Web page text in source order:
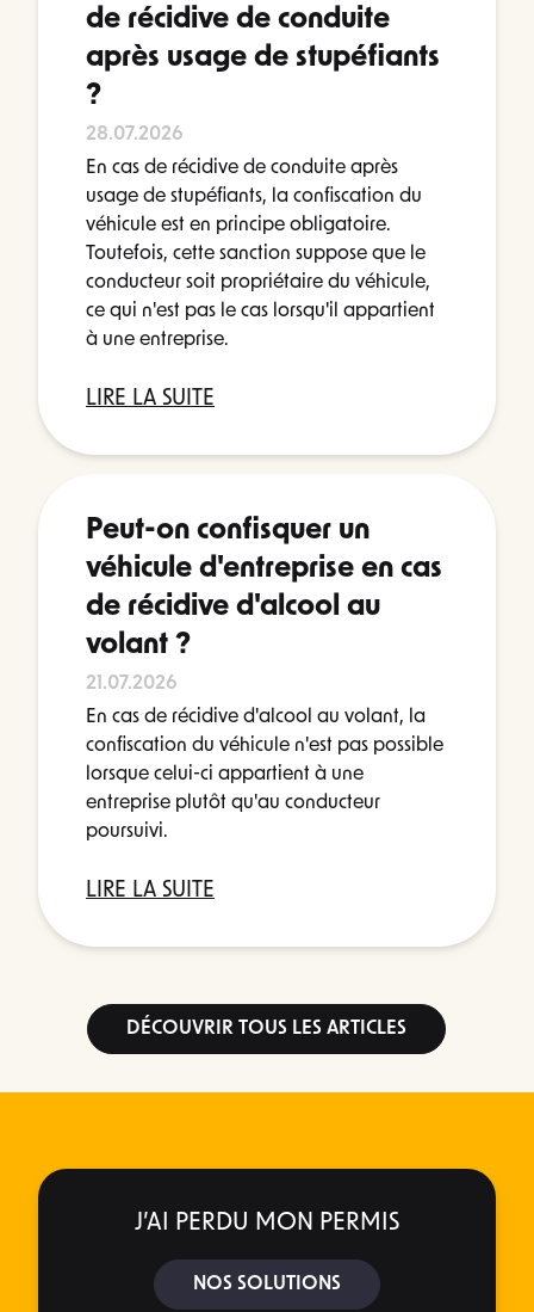
de récidive de conduite
après usage de stupéfiants
?
28.07.2026
En cas de récidive de conduite après
usage de stupéfiants, la confiscation du
véhicule est en principe obligatoire.
Toutefois, cette sanction suppose que le
conducteur soit propriétaire du véhicule,
ce qui n'est pas le cas lorsqu'il appartient
à une entreprise.
LIRE LA SUITE
Peut-on confisquer un
véhicule d'entreprise en cas
de récidive d'alcool au
volant ?
21.07.2026
En cas de récidive d'alcool au volant, la
confiscation du véhicule n'est pas possible
lorsque celui-ci appartient à une
entreprise plutôt qu'au conducteur
poursuivi.
LIRE LA SUITE
DÉCOUVRIR TOUS LES ARTICLES
J’AI PERDU MON PERMIS
NOS SOLUTIONS